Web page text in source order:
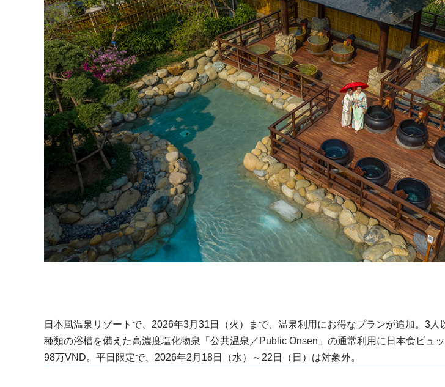
日本風温泉リゾートで、2026年3月31日（火）まで、温泉利用にお得なプランが追加。3人
種類の浴槽を備えた高濃度塩化物泉「公共温泉／Public Onsen」の通常利用に日本食ビュ
98万VND。平日限定で、2026年2月18日（水）～22日（日）は対象外。